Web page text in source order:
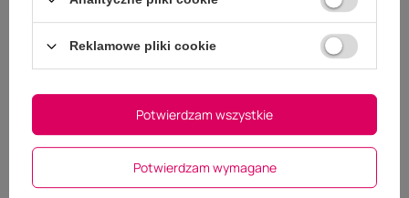
Wyślij opinię
Reklamowe pliki cookie
Potwierdzam wymagane
Potwierdzam wszystkie